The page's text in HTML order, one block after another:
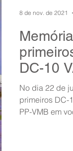
DC-10
No dia 22 de
primeiros DC-10-30 da VARIG,
PP-VMB em
8 de nov. de 2021